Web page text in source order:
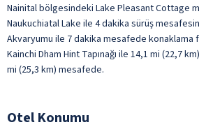
Nainital bölgesindeki Lake Pleasant Cottage
Naukuchiatal Lake ile 4 dakika sürüş
Akvaryumu ile 7 dakika mesafede konaklama
Kainchi Dham Hint Tapınağı ile 14,1 mi (22,7
mi (25,3 km) mesafede.
Otel Konumu